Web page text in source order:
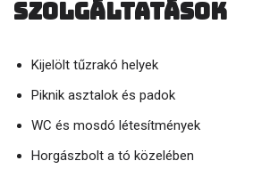
Szolgáltatások
Kijelölt tűzrakó helyek
Piknik asztalok és padok
WC és mosdó létesítmények
Horgászbolt a tó közelében